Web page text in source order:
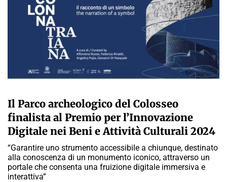
Il Parco archeologico del Colosseo
finalista al Premio per l’Innovazione
Digitale nei Beni e Attività Culturali 2024
“Garantire uno strumento accessibile a chiunque, destinato
alla conoscenza di un monumento iconico, attraverso un
portale che consenta una fruizione digitale immersiva e
interattiva”